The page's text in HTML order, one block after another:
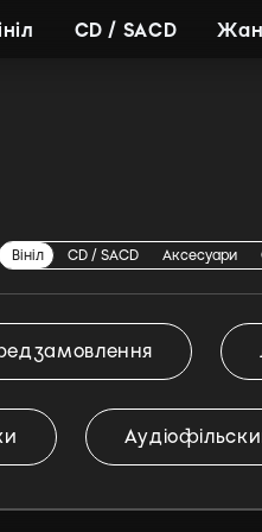
CD / SACD
Вініл CD / SACD Аксесуари